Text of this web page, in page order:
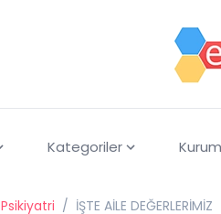
Kategoriler
Psikiyatri / İŞTE AİLE DEĞERLERİMİZ